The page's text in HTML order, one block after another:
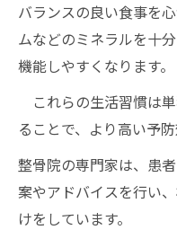
バランスの良い食事を
ムなどのミネラルを十
機能しやすくなります。
これらの生活習慣は
ることで、より高い予
整骨院の専門家は、患
案やアドバイスを行い
けをしています。